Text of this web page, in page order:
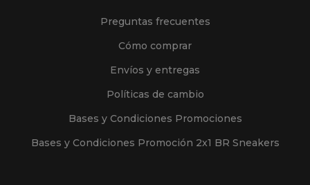
Preguntas frecuentes
Cómo comprar
Envíos y entregas
Políticas de cambio
Bases y Condiciones Promociones
Bases y Condiciones Promoción 2x1 BR Sneakers